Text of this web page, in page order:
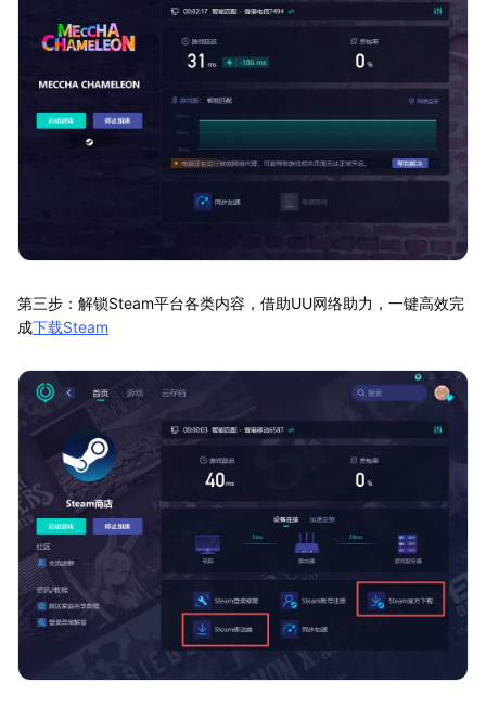
第三步：解锁Steam平台各类内容，借助UU网络助力，一键高效完
成下载Steam